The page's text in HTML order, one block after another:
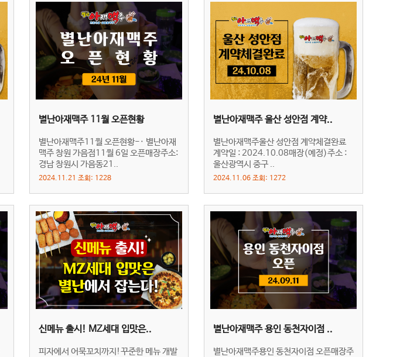
별난아재맥주 11월 오픈현황
별난아재맥주11월 오픈현황-· 별난아재
맥주 창원 가음점11월 6일 오픈매장주소:
경남 창원시 가음동21..
2024.11.21 조회: 1228
별난아재맥주 울산 성안점 계약..
별난아재맥주울산 성안점 계약체결완료
계약일 : 2024.10.08매장(예정)주소 :
울산광역시 중구 ..
2024.11.06 조회: 1272
신메뉴 출시! MZ세대 입맛은..
피자에서 어묵꼬치까지!꾸준한 메뉴 개발
별난아재맥주 용인 동천자이점 ..
별난아재맥주용인 동천자이점 오픈매장주